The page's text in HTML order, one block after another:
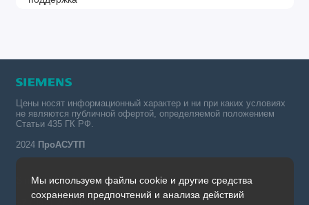
Мы используем файлы cookie и другие средства
сохранения предпочтений и анализа действий
Цены носят информационный характер и ни при каких условиях
не являются публичной офертой, определяемой положением
Статьи 435 ГК РФ.
2024 ПроАСУТП
Simatic в России тел.:
+7 (342) 273-82-09